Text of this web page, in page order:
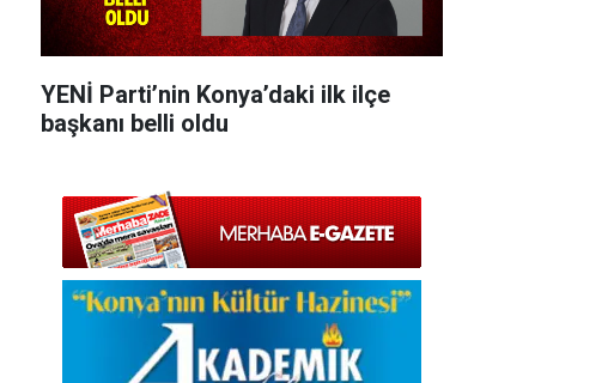
YENİ Parti’nin Konya’daki ilk ilçe
başkanı belli oldu